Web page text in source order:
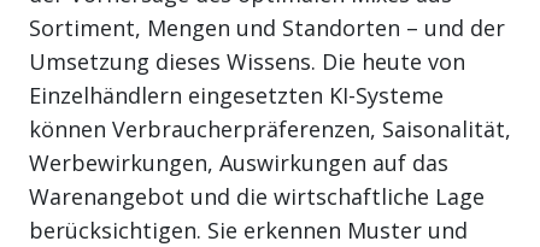
Sortiment, Mengen und Standorten – und der
Umsetzung dieses Wissens. Die heute von
Einzelhändlern eingesetzten KI-Systeme
können Verbraucherpräferenzen, Saisonalität,
Werbewirkungen, Auswirkungen auf das
Warenangebot und die wirtschaftliche Lage
berücksichtigen. Sie erkennen Muster und